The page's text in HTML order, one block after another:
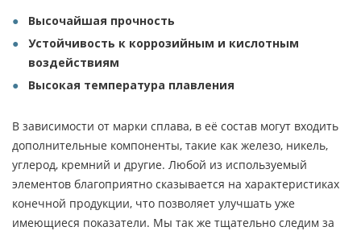
Высочайшая прочность
Устойчивость к коррозийным и кислотным
воздействиям
Высокая температура плавления
В зависимости от марки сплава, в её состав могут входить
дополнительные компоненты, такие как железо, никель,
углерод, кремний и другие. Любой из используемый
элементов благоприятно сказывается на характеристиках
конечной продукции, что позволяет улучшать уже
имеющиеся показатели. Мы так же тщательно следим за